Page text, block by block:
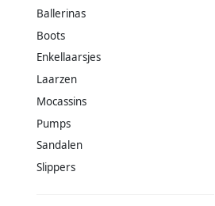
Ballerinas
Boots
Enkellaarsjes
Laarzen
Mocassins
Pumps
Sandalen
Slippers